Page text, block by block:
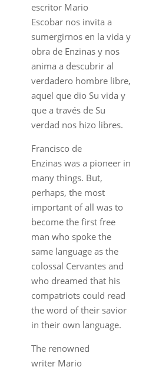
escritor Mario
Escobar nos invita a
sumergirnos en la vida y
obra de Enzinas y nos
anima a descubrir al
verdadero hombre libre,
aquel que dio Su vida y
que a través de Su
verdad nos hizo libres.
Francisco de
Enzinas was a pioneer in
many things. But,
perhaps, the most
important of all was to
become the first free
man who spoke the
same language as the
colossal Cervantes and
who dreamed that his
compatriots could read
the word of their savior
in their own language.
The renowned
writer Mario